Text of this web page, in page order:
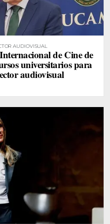
AUDIOVISUAL
de Cine de
universitarios para
audiovisual